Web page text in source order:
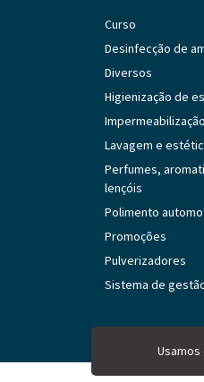
Curso
Desinfecção de
Diversos
Higienização de
Lavagem e
Perfumes,
lençóis
Polimento
Promoções
Pulverizadores
Sistema de